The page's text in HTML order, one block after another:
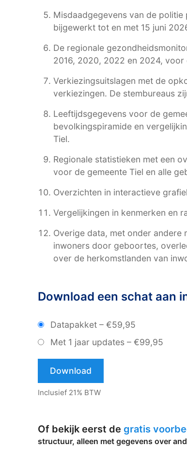
Misdaadgegevens van de
bijgewerkt tot en met 15 juni
De regionale
2016, 2020, 2022 en 2024,
Verkiezingsuitslagen met de
verkiezingen. De stembureaus
Leeftijdsgegevens voor de
bevolkingspiramide en
Tiel.
Regionale statistieken met een
voor de gemeente Tiel en alle
Overzichten in interactieve
Vergelijkingen in kenmerken en
Overige data, met onder andere
inwoners door geboortes,
over de herkomstlanden van
Download een schat aan
Datapakket – €59,95
Met 1 jaar updates – €99,95
Download
Inclusief 21% BTW
Of bekijk eerst de gratis
structuur, alleen met gegevens over